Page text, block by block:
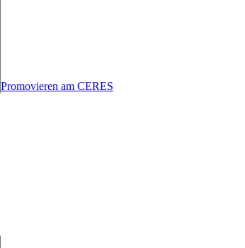
Promovieren am CERES